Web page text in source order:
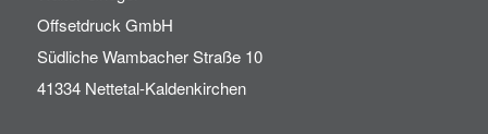
Walter Grieger
Offsetdruck GmbH
Südliche Wambacher Straße 10